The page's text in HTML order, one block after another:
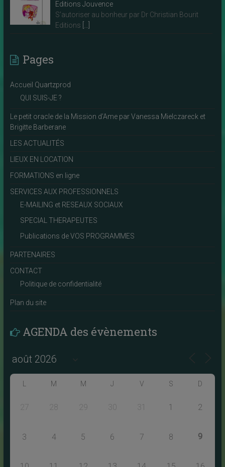
Editions Jouvence
S’autoriser au bonheur par Dr Christian Bourit
Editions
Pages
Accueil Quartzprod
QUI SUIS-JE ?
Le petit oracle de la Mission d’Ame par Vanessa Mielczareck et
Brigitte Barberane
LES ACTUALITÉS
LIEUX EN LOCATION
FORMATIONS en ligne
SERVICES AUX PROFESSIONNELS
E-MAILING et RESEAUX SOCIAUX
SPECIAL THERAPEUTES
Publications de VOS PROGRAMMES
PARTENAIRES
CONTACT
Politique de confidentialité
Plan du site
AGENDA des évènements
M M J V S D
27 28 29 30 31 1 2
3 4 5 6 7 8 9